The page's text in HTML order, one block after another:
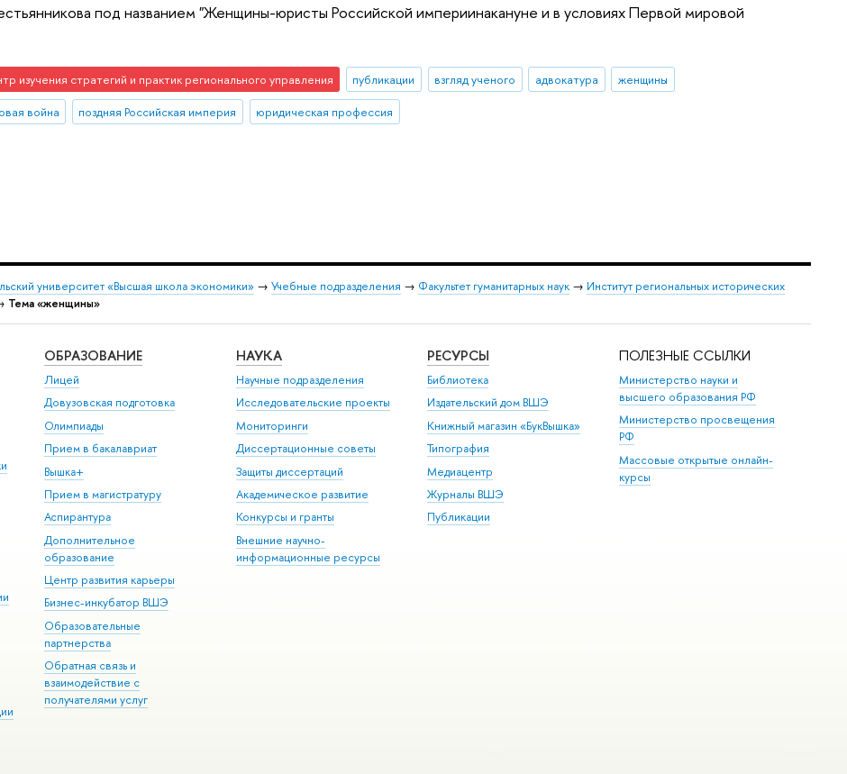
под названием "Женщины-юристы Российской империинакануне и в условиях Первой мировой
изучения стратегий и практик регионального управления публикации взгляд ученого адвокатура
женщины
война
поздняя Российская империя юридическая профессия
университет «Высшая школа экономики» → Учебные подразделения → Факультет гуманитарных наук → Институт региональных исторических
Тема «женщины»
ОБРАЗОВАНИЕ
Лицей
Довузовская подготовка
Олимпиады
Прием в бакалавриат
Вышка+
Прием в магистратуру
Аспирантура
Дополнительное
образование
Центр развития карьеры
Бизнес-инкубатор ВШЭ
Образовательные
партнерства
Обратная связь и
взаимодействие с
получателями услуг
НАУКА
Научные подразделения
Исследовательские проекты
Мониторинги
Диссертационные советы
Защиты диссертаций
Академическое развитие
Конкурсы и гранты
Внешние научно-
информационные ресурсы
РЕСУРСЫ
Библиотека
Издательский дом ВШЭ
Книжный магазин «БукВышка»
Типография
Медиацентр
Журналы ВШЭ
Публикации
ПОЛЕЗНЫЕ ССЫЛКИ
Министерство науки и
высшего образования РФ
Министерство просвещения
РФ
Массовые открытые онлайн-
курсы